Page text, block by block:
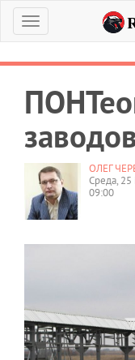
Меню
ОЛЕГ
Среда,
09:00